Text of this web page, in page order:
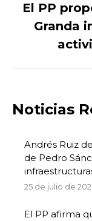
El PP
Granda
Noticias
Andrés Ruiz
de Pedro
25 de julio de
El PP afirma